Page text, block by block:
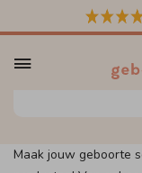
Maak jouw geboorte